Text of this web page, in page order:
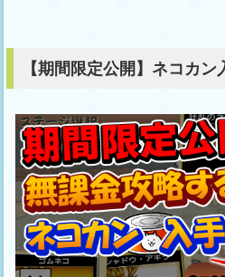
【期間限定公開】ネコカ